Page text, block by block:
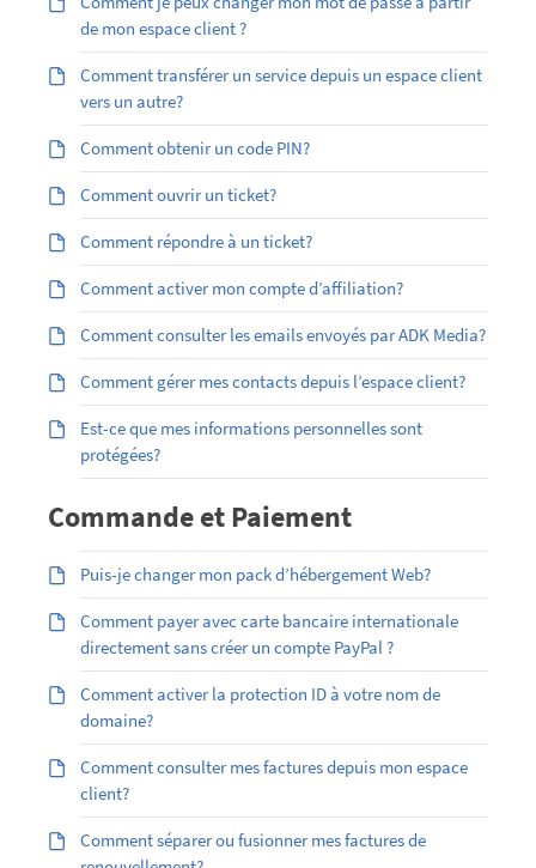
de mon espace client ?
Comment transférer un service depuis un espace client
vers un autre?
Comment obtenir un code PIN?
Comment ouvrir un ticket?
Comment répondre à un ticket?
Comment activer mon compte d’affiliation?
Comment consulter les emails envoyés par ADK Media?
Comment gérer mes contacts depuis l’espace client?
Est-ce que mes informations personnelles sont
protégées?
Commande et Paiement
Puis-je changer mon pack d’hébergement Web?
Comment payer avec carte bancaire internationale
directement sans créer un compte PayPal ?
Comment activer la protection ID à votre nom de
domaine?
Comment consulter mes factures depuis mon espace
client?
Comment séparer ou fusionner mes factures de